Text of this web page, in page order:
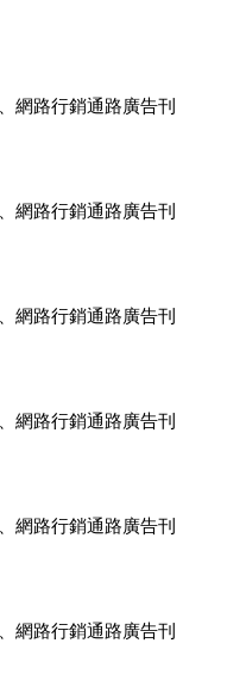
全面優惠中....
網路行銷通路廣告刊
全面優惠中....
網路行銷通路廣告刊
全面優惠中....
網路行銷通路廣告刊
全面優惠中....
網路行銷通路廣告刊
全面優惠中....
網路行銷通路廣告刊
全面優惠中....
網路行銷通路廣告刊
全面優惠中....